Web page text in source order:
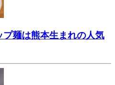
プ麺は熊本生まれの人気